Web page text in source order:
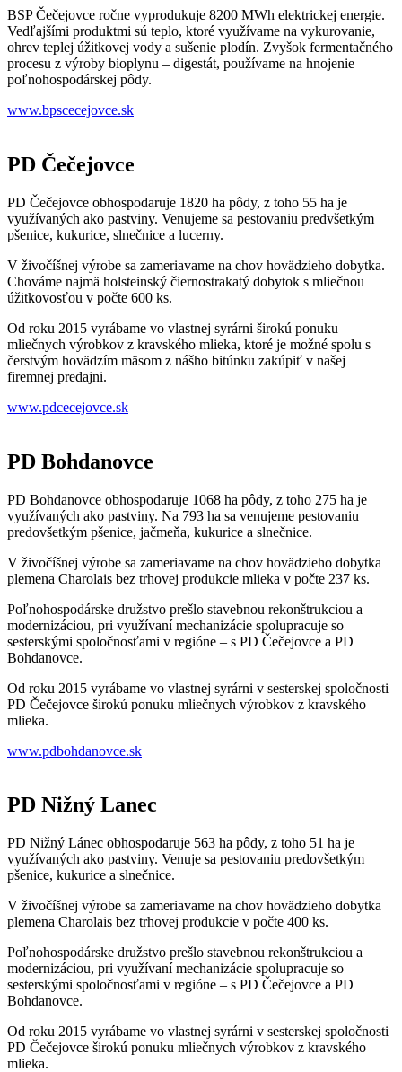
BSP Čečejovce ročne vyprodukuje 8200 MWh elektrickej energie.
Vedľajšími produktmi sú teplo, ktoré využívame na vykurovanie,
ohrev teplej úžitkovej vody a sušenie plodín. Zvyšok fermentačného
procesu z výroby bioplynu – digestát, používame na hnojenie
poľnohospodárskej pôdy.
www.bpscecejovce.sk
PD Čečejovce
PD Čečejovce obhospodaruje 1820 ha pôdy, z toho 55 ha je
využívaných ako pastviny. Venujeme sa pestovaniu predvšetkým
pšenice, kukurice, slnečnice a lucerny.
V živočíšnej výrobe sa zameriavame na chov hovädzieho dobytka.
Chováme najmä holsteinský čiernostrakatý dobytok s mliečnou
úžitkovosťou v počte 600 ks.
Od roku 2015 vyrábame vo vlastnej syrárni širokú ponuku
mliečnych výrobkov z kravského mlieka, ktoré je možné spolu s
čerstvým hovädzím mäsom z nášho bitúnku zakúpiť v našej
firemnej predajni.
www.pdcecejovce.sk
PD Bohdanovce
PD Bohdanovce obhospodaruje 1068 ha pôdy, z toho 275 ha je
využívaných ako pastviny. Na 793 ha sa venujeme pestovaniu
predovšetkým pšenice, jačmeňa, kukurice a slnečnice.
V živočíšnej výrobe sa zameriavame na chov hovädzieho dobytka
plemena Charolais bez trhovej produkcie mlieka v počte 237 ks.
Poľnohospodárske družstvo prešlo stavebnou rekonštrukciou a
modernizáciou, pri využívaní mechanizácie spolupracuje so
sesterskými spoločnosťami v regióne – s PD Čečejovce a PD
Bohdanovce.
Od roku 2015 vyrábame vo vlastnej syrárni v sesterskej spoločnosti
PD Čečejovce širokú ponuku mliečnych výrobkov z kravského
mlieka.
www.pdbohdanovce.sk
PD Nižný Lanec
PD Nižný Lánec obhospodaruje 563 ha pôdy, z toho 51 ha je
využívaných ako pastviny. Venuje sa pestovaniu predovšetkým
pšenice, kukurice a slnečnice.
V živočíšnej výrobe sa zameriavame na chov hovädzieho dobytka
plemena Charolais bez trhovej produkcie v počte 400 ks.
Poľnohospodárske družstvo prešlo stavebnou rekonštrukciou a
modernizáciou, pri využívaní mechanizácie spolupracuje so
sesterskými spoločnosťami v regióne – s PD Čečejovce a PD
Bohdanovce.
Od roku 2015 vyrábame vo vlastnej syrárni v sesterskej spoločnosti
PD Čečejovce širokú ponuku mliečnych výrobkov z kravského
mlieka.